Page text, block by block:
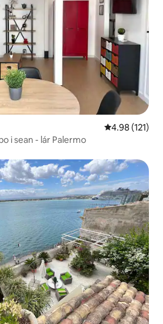
Meánrátáil
4.98 (121)
i sean - lár Palermo